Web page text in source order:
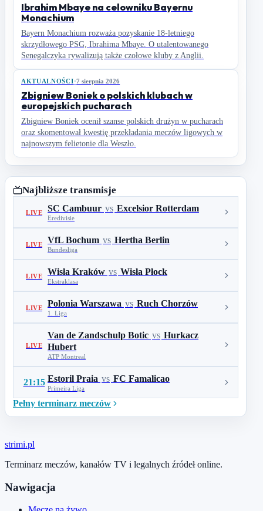
Ibrahim Mbaye na celowniku Bayernu
Monachium
Bayern Monachium rozważa pozyskanie 18-letniego
skrzydłowego PSG, Ibrahima Mbaye. O utalentowanego
Senegalczyka rywalizują także czołowe kluby z Anglii.
AKTUALNOŚCI·7 sierpnia 2026
Zbigniew Boniek o polskich klubach w
europejskich pucharach
Zbigniew Boniek ocenił szanse polskich drużyn w pucharach
oraz skomentował kwestię przekładania meczów ligowych w
najnowszym felietonie dla Weszło.
Najbliższe transmisje
LIVE SC Cambuur vs Excelsior Rotterdam
Eredivisie
LIVE VfL Bochum vs Hertha Berlin
Bundesliga
LIVE Wisła Kraków vs Wisła Płock
Ekstraklasa
LIVE Polonia Warszawa vs Ruch Chorzów
1. Liga
LIVE
Van de Zandschulp Botic vs Hurkacz
Hubert
ATP Montreal
21:15 Estoril Praia vs FC Famalicao
Primeira Liga
Pełny terminarz meczów
strimi.pl
Terminarz meczów, kanałów TV i legalnych źródeł online.
Nawigacja